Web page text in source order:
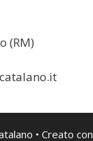
(RM)
• Creato con